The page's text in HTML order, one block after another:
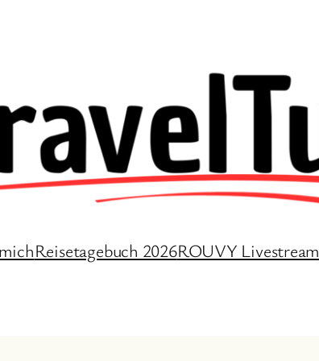
Reisetagebuch 2026ROUVY Livestream